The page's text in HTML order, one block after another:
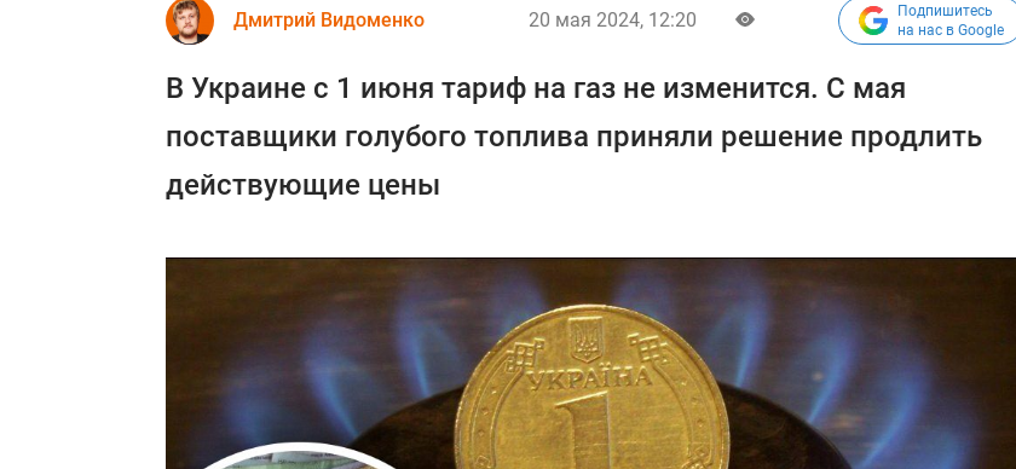
Дмитрий Видоменко 20 мая 2024, 12:20
Подпишитесь
на нас в Google
В Украине с 1 июня тариф на газ не изменится. С мая
поставщики голубого топлива приняли решение продлить
действующие цены